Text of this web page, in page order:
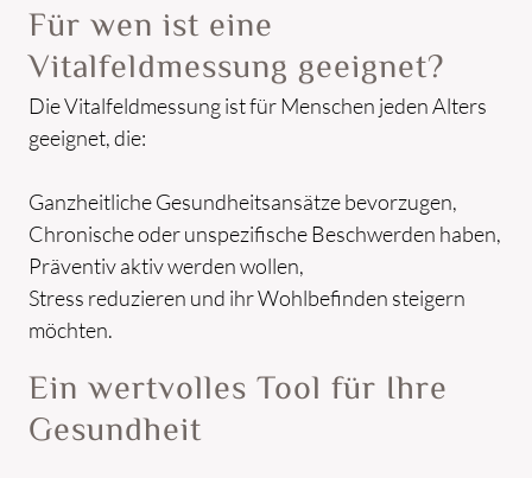
Für wen ist eine
Vitalfeldmessung geeignet?
Die Vitalfeldmessung ist für Menschen jeden Alters
geeignet, die:
Ganzheitliche Gesundheitsansätze bevorzugen,
Chronische oder unspezifische Beschwerden haben,
Präventiv aktiv werden wollen,
Stress reduzieren und ihr Wohlbefinden steigern
möchten.
Ein wertvolles Tool für Ihre
Gesundheit